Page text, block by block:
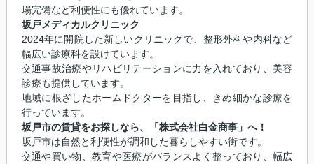
場完備など利便性にも優れています。
坂戸メディカルクリニック
2024年に開院した新しいクリニックで、整形外科や内科など
幅広い診療科を設けています。
交通事故治療やリハビリテーションに力を入れており、美容
診療も提供しています。
地域に根ざしたホームドクターを目指し、きめ細かな診療を
行っています。
坂戸市の賃貸をお探しなら、「株式会社白金商事」へ！
坂戸市は自然と利便性が調和した暮らしやすい街です。
交通や買い物、教育や医療がバランスよく整っており、幅広